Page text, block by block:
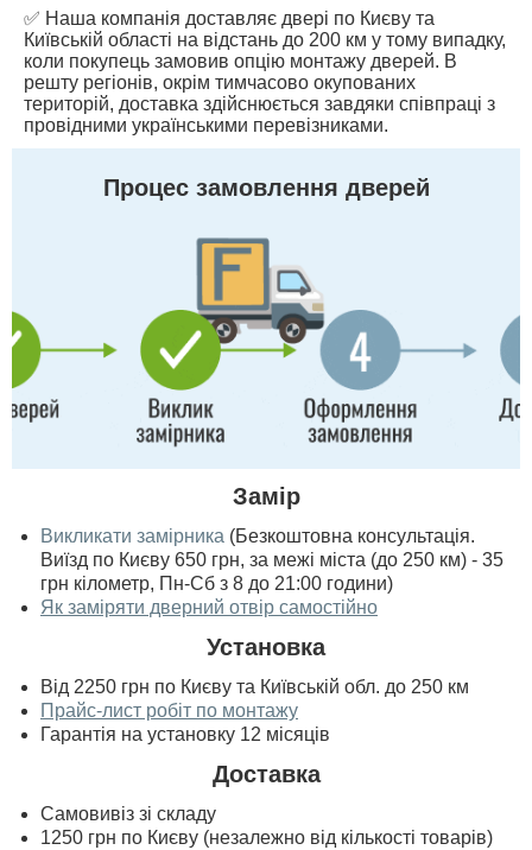
✅ Наша компанія доставляє двері по Києву та
Київській області на відстань до 200 км у тому випадку,
коли покупець замовив опцію монтажу дверей. В
решту регіонів, окрім тимчасово окупованих
територій, доставка здійснюється завдяки співпраці з
провідними українськими перевізниками.
Процес замовлення дверей
Замір
Викликати замірника (Безкоштовна консультація.
Виїзд по Києву 650 грн, за межі міста (до 250 км) - 35
грн кілометр, Пн-Сб з 8 до 21:00 години)
Як заміряти дверний отвір самостійно
Установка
Від 2250 грн по Києву та Київській обл. до 250 км
Прайс-лист робіт по монтажу
Гарантія на установку 12 місяців
Доставка
Самовивіз зі складу
1250 грн по Києву (незалежно від кількості товарів)